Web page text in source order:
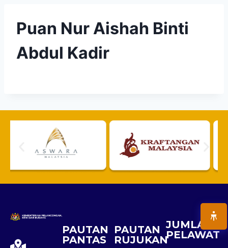
Puan Nur Aishah Binti
Abdul Kadir
PAUTAN
PANTAS
PAUTAN
RUJUKAN
JUMLAH
PELAWAT